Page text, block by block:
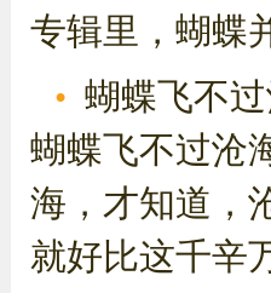
专辑里，蝴蝶
蝴蝶飞不
蝴蝶飞不过沧
海，才知道，
就好比这千辛